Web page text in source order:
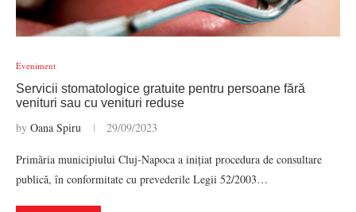
Eveniment
Servicii stomatologice gratuite pentru persoane fără
venituri sau cu venituri reduse
by Oana Spiru 29/09/2023
Primăria municipiului Cluj-Napoca a inițiat procedura de consultare
publică, în conformitate cu prevederile Legii 52/2003…